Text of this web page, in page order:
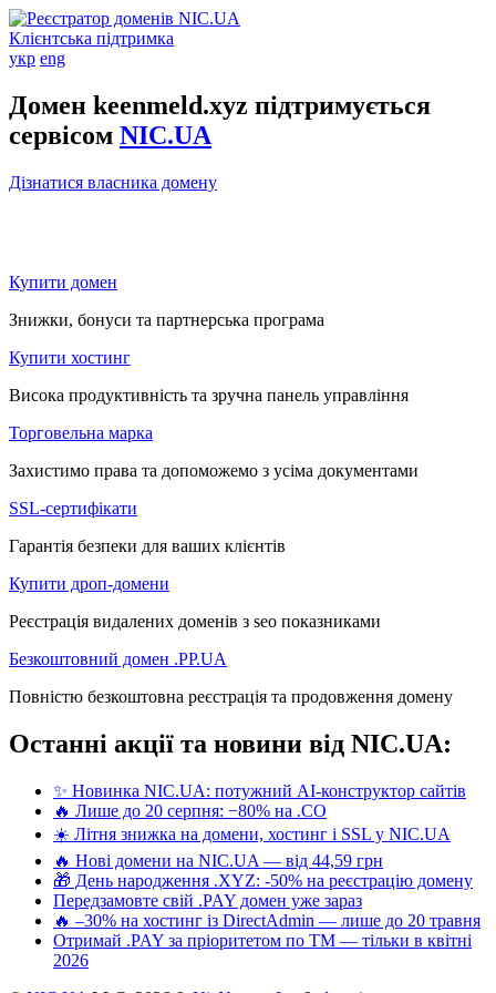
Клієнтська підтримка
укр eng
Домен keenmeld.xyz підтримується
сервісом NIC.UA
Дізнатися власника домену
Купити домен
Знижки, бонуси та партнерська програма
Купити хостинг
Висока продуктивність та зручна панель управління
Торговельна марка
Захистимо права та допоможемо з усіма документами
SSL-сертифікати
Гарантія безпеки для ваших клієнтів
Купити дроп-домени
Реєстрація видалених доменів з seo показниками
Безкоштовний домен .PP.UA
Повністю безкоштовна реєстрація та продовження домену
Останні акції та новини від NIC.UA:
✨ Новинка NIC.UA: потужний AI-конструктор сайтів
🔥 Лише до 20 серпня: −80% на .CO
☀️ Літня знижка на домени, хостинг і SSL у NIC.UA
🔥 Нові домени на NIC.UA — від 44,59 грн
🎁 День народження .XYZ: -50% на реєстрацію домену
Передзамовте свій .PAY домен уже зараз
🔥 –30% на хостинг із DirectAdmin — лише до 20 травня
Отримай .PAY за пріоритетом по ТМ — тільки в квітні
2026